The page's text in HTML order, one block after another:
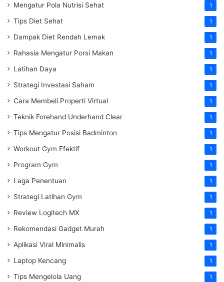
Mengatur Pola Nutrisi Sehat 1
Tips Diet Sehat 1
Dampak Diet Rendah Lemak 1
Rahasia Mengatur Porsi Makan 1
Latihan Daya 1
Strategi Investasi Saham 1
Cara Membeli Properti Virtual 1
Teknik Forehand Underhand Clear 1
Tips Mengatur Posisi Badminton 1
Workout Gym Efektif 1
Program Gym 1
Laga Penentuan 1
Strategi Latihan Gym 1
Review Logitech MX 1
Rekomendasi Gadget Murah 1
Aplikasi Viral Minimalis 1
Laptop Kencang 1
Tips Mengelola Uang 1